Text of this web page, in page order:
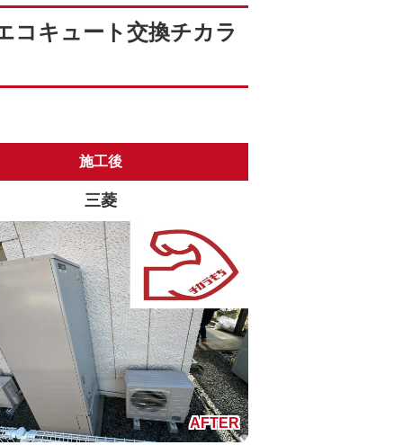
コキュート交換チカラ
施工後
三菱